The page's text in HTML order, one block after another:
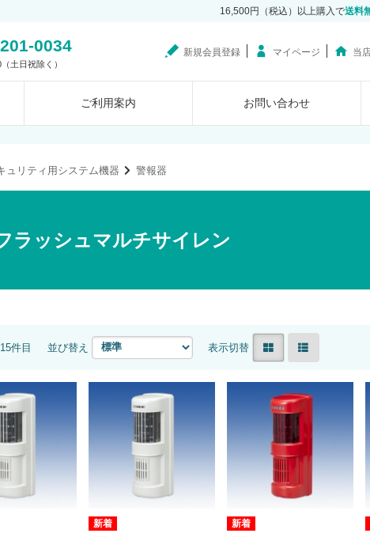
16,500円（税込）以上購入で送料
0034
土日祝除く）
新規会員登録 マイページ 当
ご利用案内 お問い合わせ
ュリティ用システム機器 警報器
ラッシュマルチサイレン
件目 並び替え 表示切替